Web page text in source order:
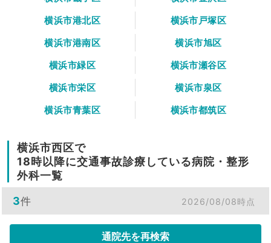
横浜市港北区
横浜市戸塚区
横浜市港南区
横浜市旭区
横浜市緑区
横浜市瀬谷区
横浜市栄区
横浜市泉区
横浜市青葉区
横浜市都筑区
横浜市西区で
18時以降に交通事故診療している病院・整形
外科一覧
3件 2026/08/08時点
通院先を再検索